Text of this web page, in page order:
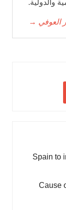
والدولية.
Spain to
Cause